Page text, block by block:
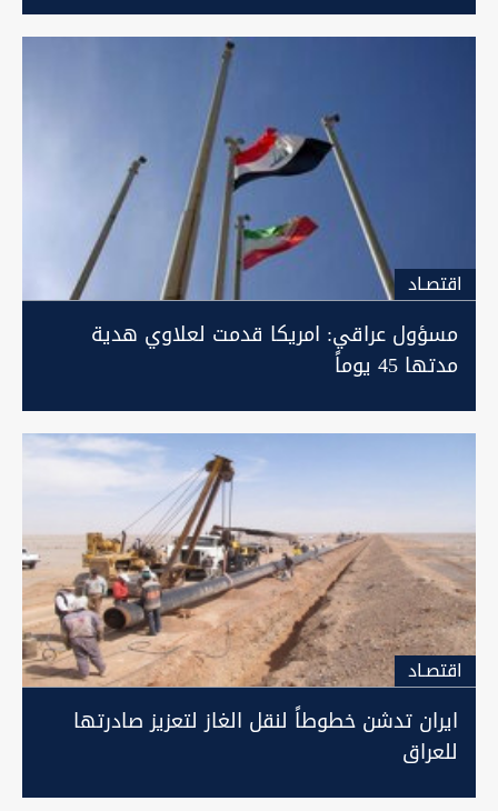
اقتصـاد
مسؤول عراقي: امريكا قدمت لعلاوي هدية
مدتها 45 يوماً
اقتصـاد
ايران تدشن خطوطاً لنقل الغاز لتعزيز صادرتها
للعراق